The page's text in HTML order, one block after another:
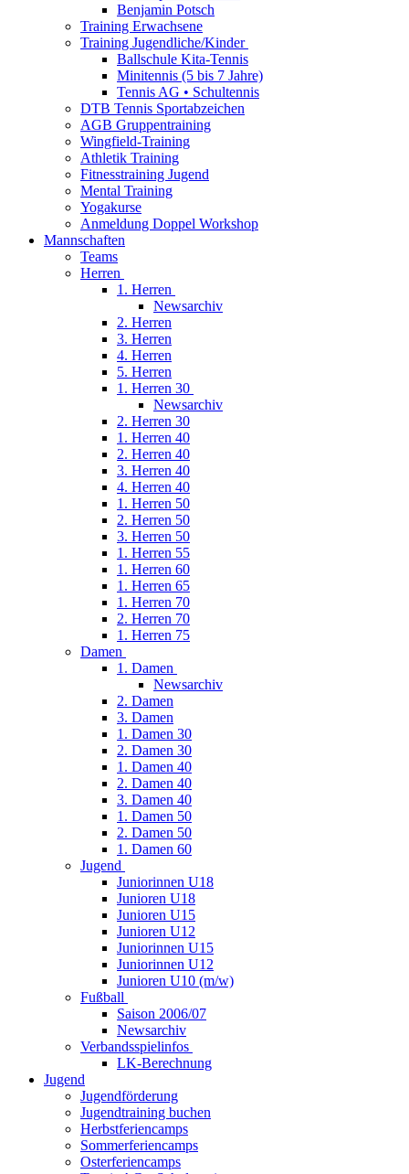
Benjamin Potsch
Training Erwachsene
Training Jugendliche/Kinder
Ballschule Kita-Tennis
Minitennis (5 bis 7 Jahre)
Tennis AG • Schultennis
DTB Tennis Sportabzeichen
AGB Gruppentraining
Wingfield-Training
Athletik Training
Fitnesstraining Jugend
Mental Training
Yogakurse
Anmeldung Doppel Workshop
Mannschaften
Teams
Herren
1. Herren
Newsarchiv
2. Herren
3. Herren
4. Herren
5. Herren
1. Herren 30
Newsarchiv
2. Herren 30
1. Herren 40
2. Herren 40
3. Herren 40
4. Herren 40
1. Herren 50
2. Herren 50
3. Herren 50
1. Herren 55
1. Herren 60
1. Herren 65
1. Herren 70
2. Herren 70
1. Herren 75
Damen
1. Damen
Newsarchiv
2. Damen
3. Damen
1. Damen 30
2. Damen 30
1. Damen 40
2. Damen 40
3. Damen 40
1. Damen 50
2. Damen 50
1. Damen 60
Jugend
Juniorinnen U18
Junioren U18
Junioren U15
Junioren U12
Juniorinnen U15
Juniorinnen U12
Junioren U10 (m/w)
Fußball
Saison 2006/07
Newsarchiv
Verbandsspielinfos
LK-Berechnung
Jugend
Jugendförderung
Jugendtraining buchen
Herbstferiencamps
Sommerferiencamps
Osterferiencamps